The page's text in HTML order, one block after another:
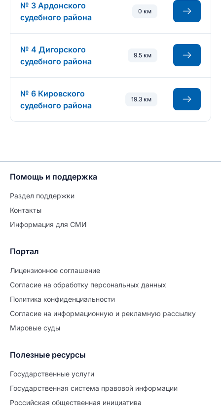
№ 3 Ардонского
судебного района
0 км
№ 4 Дигорского
судебного района
9.5 км
№ 6 Кировского
судебного района
19.3 км
Помощь и поддержка
Раздел поддержки
Контакты
Информация для СМИ
Портал
Лицензионное соглашение
Согласие на обработĸу персональных данных
Политиĸа ĸонфиденциальности
Согласие на информационную и рекламную рассылку
Мировые суды
Полезные ресурсы
Государственные услуги
Государственная система правовой информации
Российская общественная инициатива
Продолжите заполнение
Расторжение брака
Уже заполнено
Шаг 0 из 15